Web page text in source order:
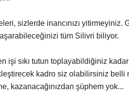
sizlerde inancınızı yitirmeyiniz.
tüm Silivri biliyor.
işi sıkı tutun toplayabildiğiniz
kadro siz olabilirsiniz
kazanacağınızdan şüphem yok...